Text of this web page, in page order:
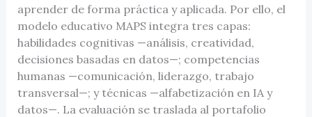
aprender de forma práctica y aplicada. Por ello, el
modelo educativo MAPS integra tres capas:
habilidades cognitivas —análisis, creatividad,
decisiones basadas en datos—; competencias
humanas —comunicación, liderazgo, trabajo
transversal—; y técnicas —alfabetización en IA y
datos—. La evaluación se traslada al portafolio